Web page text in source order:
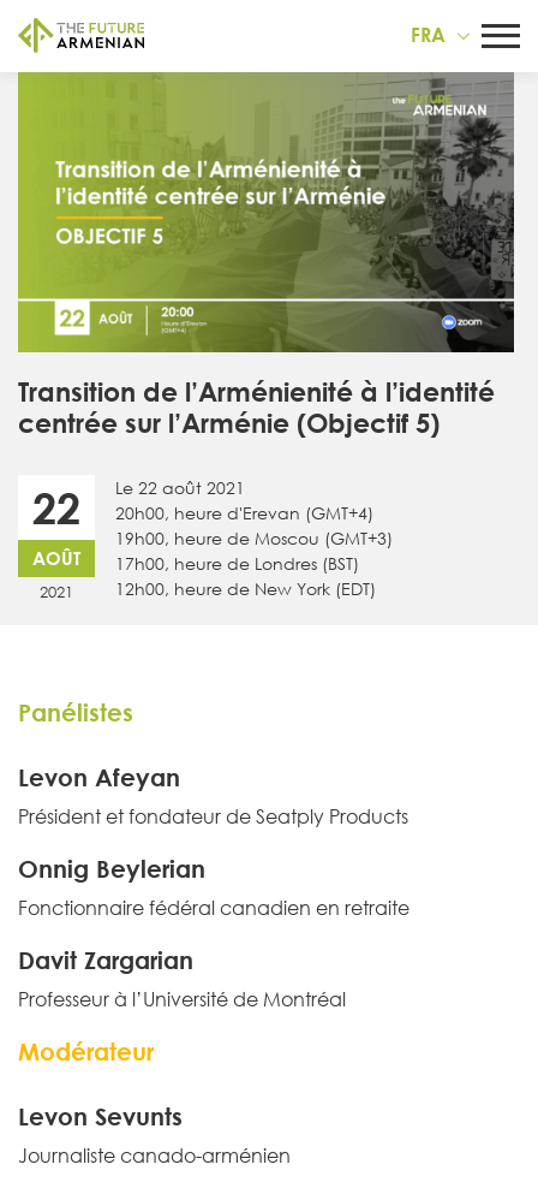
FRA
Transition de l’Arménienité à l’identité
centrée sur l’Arménie (Objectif 5)
22
AOÛT
2021
Le 22 août 2021
20h00, heure d'Erevan (GMT+4)
19h00, heure de Moscou (GMT+3)
17h00, heure de Londres (BST)
12h00, heure de New York (EDT)
Panélistes
Levon Afeyan
Président et fondateur de Seatply Products
Onnig Beylerian
Fonctionnaire fédéral canadien en retraite
Davit Zargarian
Professeur à l’Université de Montréal
Modérateur
Levon Sevunts
Journaliste canado-arménien